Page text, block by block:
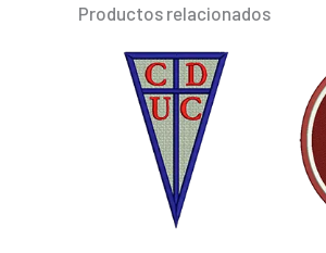
Productos relacionados